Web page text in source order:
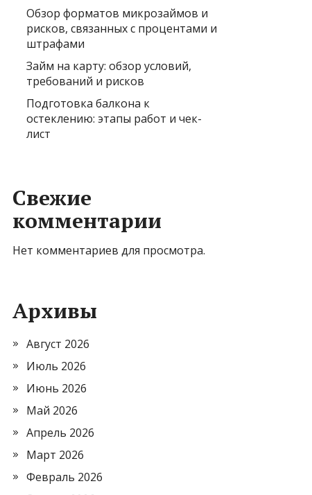
Обзор форматов микрозаймов и
рисков, связанных с процентами и
штрафами
Займ на карту: обзор условий,
требований и рисков
Подготовка балкона к
остеклению: этапы работ и чек-
лист
Свежие
комментарии
Нет комментариев для просмотра.
Архивы
Август 2026
Июль 2026
Июнь 2026
Май 2026
Апрель 2026
Март 2026
Февраль 2026